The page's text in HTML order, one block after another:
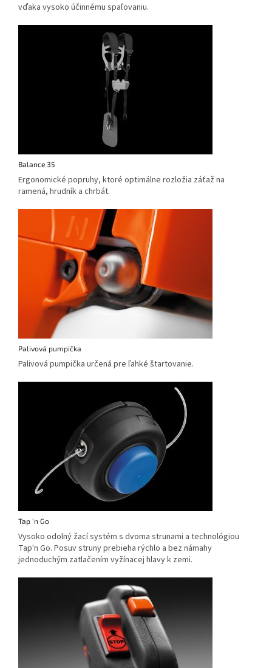
vďaka vysoko účinnému spaľovaniu.
Balance 35
Ergonomické popruhy, ktoré optimálne rozložia záťaž na
ramená, hrudník a chrbát.
Palivová pumpička
Palivová pumpička určená pre ľahké štartovanie.
Tap 'n Go
Vysoko odolný žací systém s dvoma strunami a technológiou
Tap'n Go. Posuv struny prebieha rýchlo a bez námahy
jednoduchým zatlačením vyžínacej hlavy k zemi.